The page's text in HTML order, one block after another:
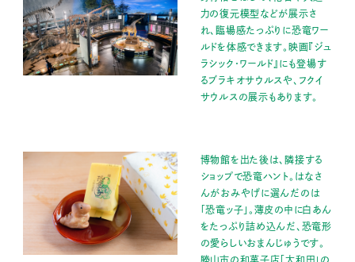
力の復元模型などが展示さ
れ、臨場感たっぷりに恐竜ワー
ルドを体感できます。映画『ジュ
ラシック・ワールド』にも登場す
るブラキオサウルスや、フクイ
サウルスの展示もあります。
博物館を出た後は、隣接する
ショップで恐竜ハント。はなさ
んがおみやげに選んだのは
「恐竜ッ子」。薄皮の中に白あん
をたっぷり詰め込んだ、恐竜形
の愛らしいおまんじゅうです。
勝山市の和菓子店｢大和田｣の